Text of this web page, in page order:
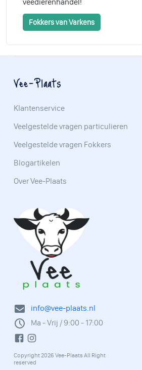
Fokkers van Varkens
info@vee-plaats.nl
Ma - Vrij / 9:00 - 17:00
Copyright 2026 Vee-Plaats All Right
reserved
Vee-Plaats
Klantenservice
Veelgestelde vragen particulieren
Veelgestelde vragen Fokkers
Blogartikelen
Over Vee-Plaats